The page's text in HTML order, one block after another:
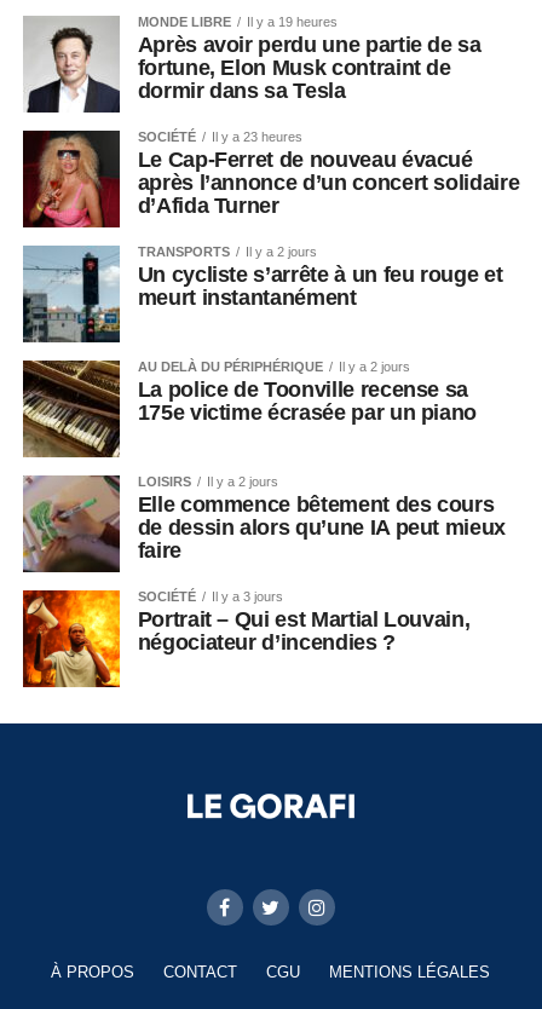
MONDE LIBRE Il y a 19 heures
Après avoir perdu une partie de sa
fortune, Elon Musk contraint de
dormir dans sa Tesla
SOCIÉTÉ Il y a 23 heures
Le Cap-Ferret de nouveau évacué
après l’annonce d’un concert solidaire
d’Afida Turner
TRANSPORTS Il y a 2 jours
Un cycliste s’arrête à un feu rouge et
meurt instantanément
AU DELÀ DU PÉRIPHÉRIQUE Il y a 2 jours
La police de Toonville recense sa
175e victime écrasée par un piano
LOISIRS Il y a 2 jours
Elle commence bêtement des cours
de dessin alors qu’une IA peut mieux
faire
SOCIÉTÉ Il y a 3 jours
Portrait – Qui est Martial Louvain,
négociateur d’incendies ?
À PROPOS CONTACT CGU MENTIONS LÉGALES